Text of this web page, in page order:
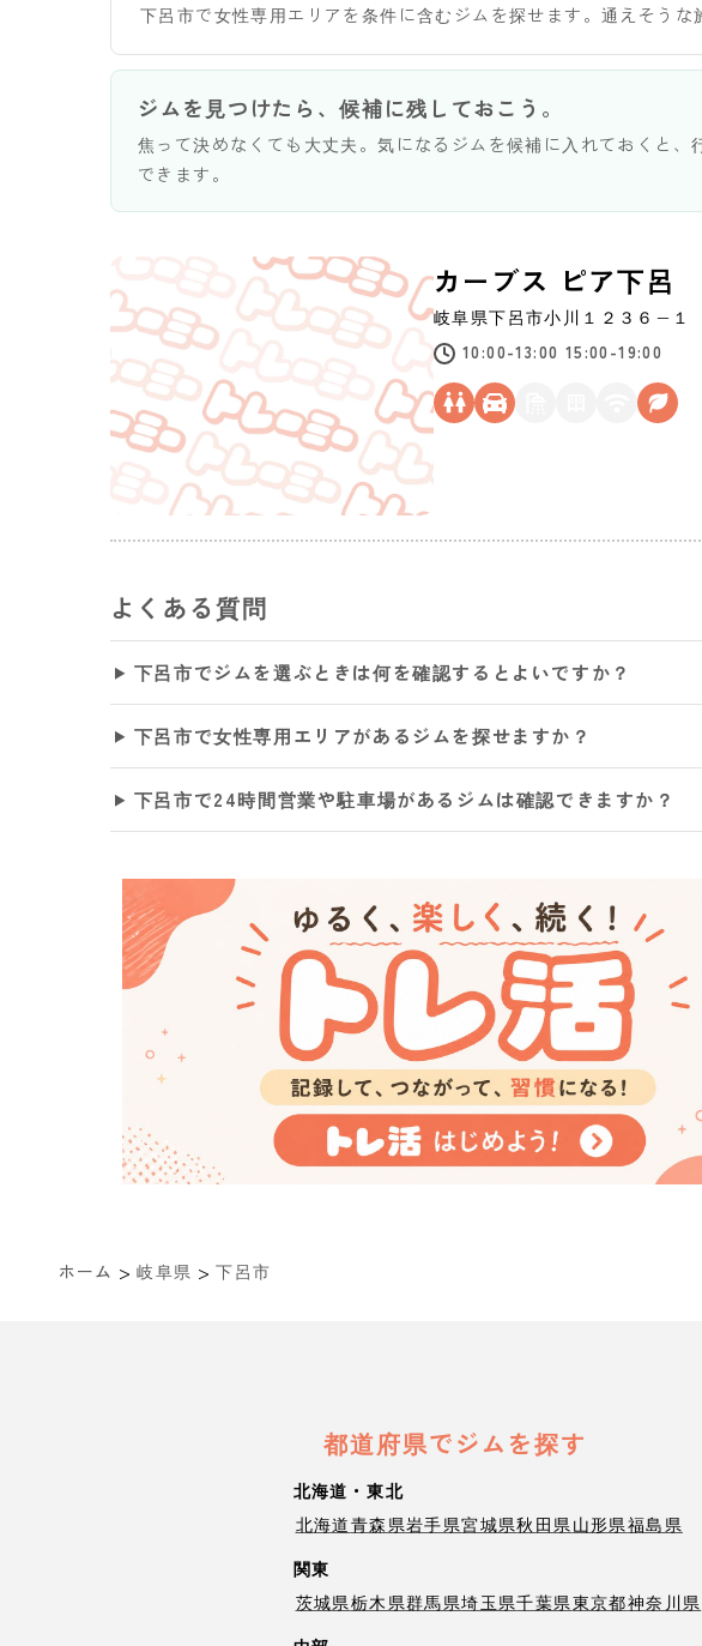
下呂市で女性専用エリアを条件に含むジムを探せます。通えそう
ジムを見つけたら、候補に残しておこう。
焦って決めなくても大丈夫。気になるジムを候補に入れておくと
できます。
カーブス ピア下呂
岐阜県下呂市小川１２３６−１
10:00-13:00 15:00-19:00
よくある質問
下呂市でジムを選ぶときは何を確認するとよいですか？
下呂市で女性専用エリアがあるジムを探せますか？
下呂市で24時間営業や駐車場があるジムは確認できますか？
ホーム > 岐阜県 > 下呂市
都道府県でジムを探す
北海道・東北
北海道青森県岩手県宮城県秋田県山形県福島県
関東
茨城県栃木県群馬県埼玉県千葉県東京都神奈川県